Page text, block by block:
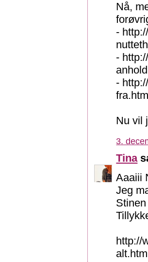
Nå,
-
-
-
Nu vil
3.
Tina
Aaaiii
Jeg
http://